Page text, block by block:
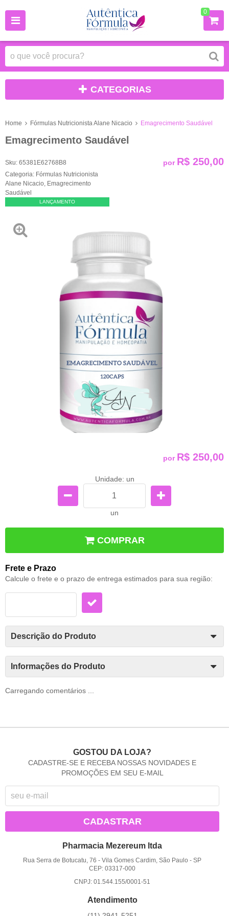
0
CATEGORIAS
Home Fórmulas Nutricionista Alane Nicacio Emagrecimento Saudável
Emagrecimento Saudável
Sku: 65381E62768B8
Categoria: Fórmulas Nutricionista
Alane Nicacio Emagrecimento
Saudável
LANÇAMENTO
por R$ 250,00
por R$ 250,00
Unidade: un
un
COMPRAR
Frete e Prazo
Calcule o frete e o prazo de entrega estimados para sua região:
Descrição do Produto
Informações do Produto
Carregando comentários ...
GOSTOU DA LOJA?
CADASTRE-SE E RECEBA NOSSAS NOVIDADES E
PROMOÇÕES EM SEU E-MAIL
CADASTRAR
Pharmacia Mezereum ltda
Rua Serra de Botucatu, 76 -Vila Gomes Cardim, São Paulo -SP
CEP: 03317-000
CNPJ: 01.544.155/0001-51
Atendimento